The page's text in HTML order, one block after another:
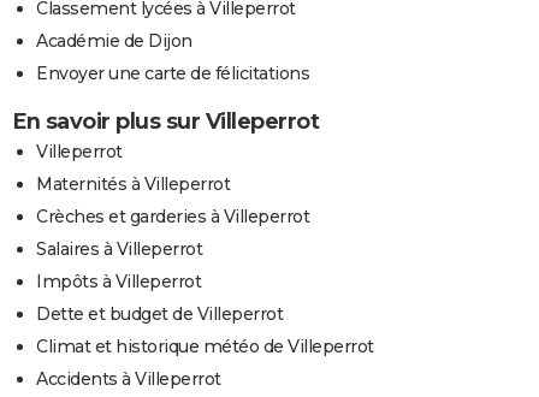
Classement lycées à Villeperrot
Académie de Dijon
Envoyer une carte de félicitations
En savoir plus sur Villeperrot
Villeperrot
Maternités à Villeperrot
Crèches et garderies à Villeperrot
Salaires à Villeperrot
Impôts à Villeperrot
Dette et budget de Villeperrot
Climat et historique météo de Villeperrot
Accidents à Villeperrot